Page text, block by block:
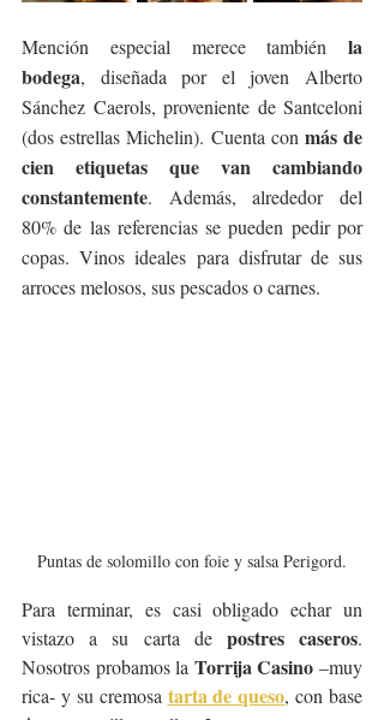
Mención especial merece también la
bodega, diseñada por el joven Alberto
Sánchez Caerols, proveniente de Santceloni
(dos estrellas Michelin). Cuenta con más de
cien etiquetas que van cambiando
constantemente. Además, alrededor del
80% de las referencias se pueden pedir por
copas. Vinos ideales para disfrutar de sus
arroces melosos, sus pescados o carnes.
Puntas de solomillo con foie y salsa Perigord.
Para terminar, es casi obligado echar un
vistazo a su carta de postres caseros.
Nosotros probamos la Torrija Casino –muy
rica- y su cremosa tarta de queso, con base